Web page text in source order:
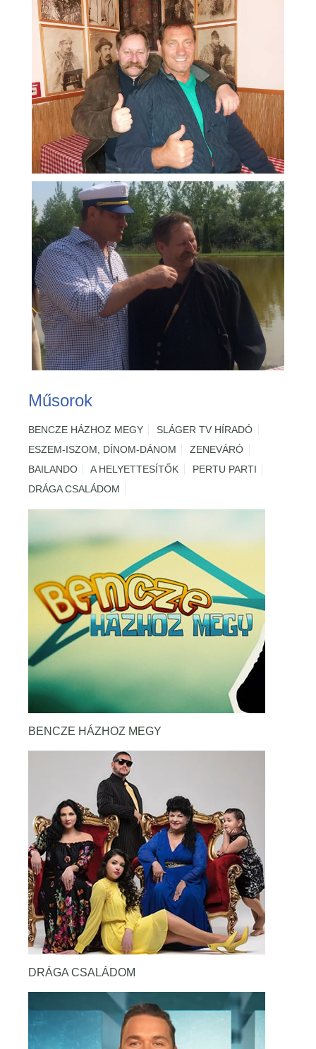
Műsorok
BENCZE HÁZHOZ MEGY
SLÁGER TV HÍRADÓ
ESZEM-ISZOM, DÍNOM-DÁNOM
ZENEVÁRÓ
BAILANDO
A HELYETTESÍTŐK
PERTU PARTI
DRÁGA CSALÁDOM
BENCZE HÁZHOZ MEGY
DRÁGA CSALÁDOM